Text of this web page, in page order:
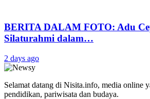
BERITA DALAM FOTO: Adu
Silaturahmi dalam…
2 days ago
Selamat datang di Nisita.info, media online
pendidikan, pariwisata dan budaya.